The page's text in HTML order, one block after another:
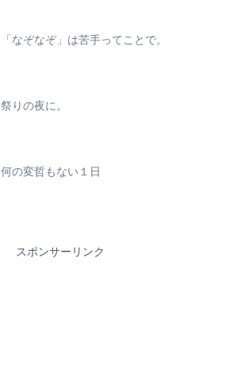
「なぞなぞ」は苦手ってことで。
祭りの夜に。
何の変哲もない１日
スポンサーリンク